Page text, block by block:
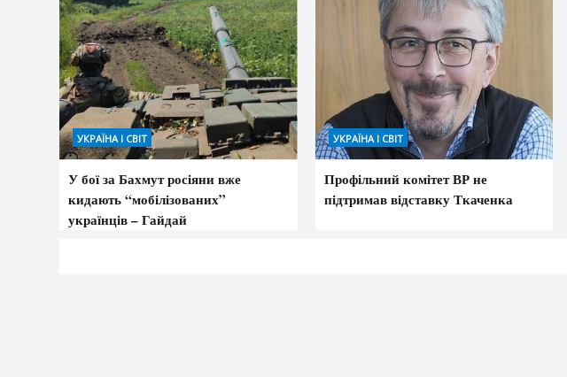
УКРАЇНА І СВІТ
У бої за Бахмут росіяни вже
кидають “мобілізованих”
українців – Гайдай
УКРАЇНА І СВІТ
Профільний комітет ВР не
підтримав відставку Ткаченка